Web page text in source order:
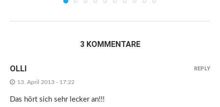
3 KOMMENTARE
OLLI
13. April 2013 - 17:22
Das hört sich sehr lecker an!!!
REPLY